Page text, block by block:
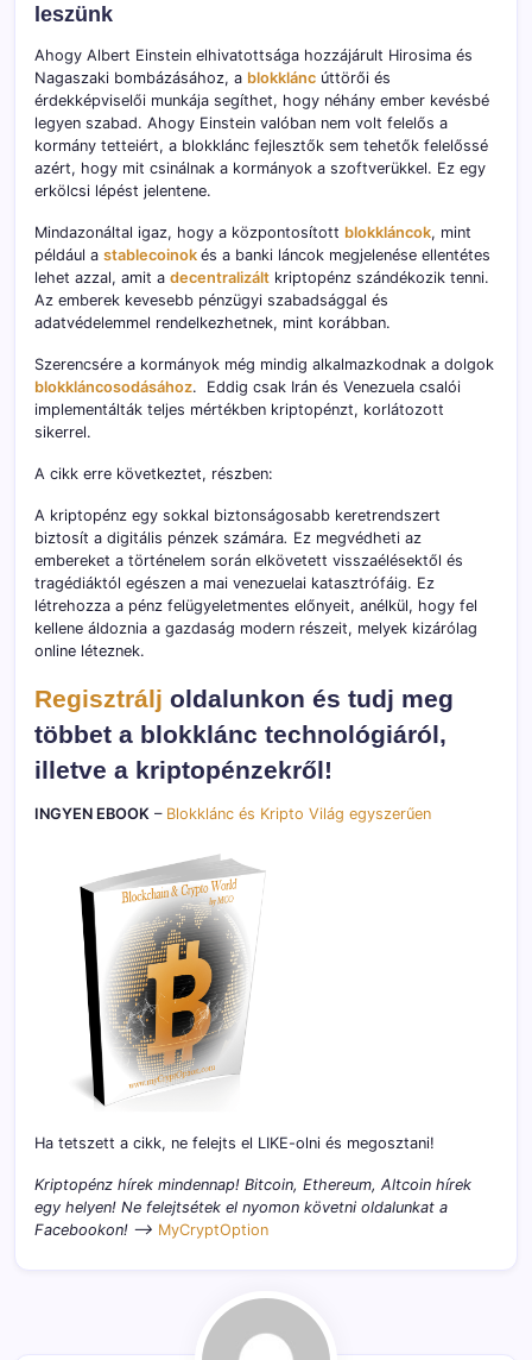
leszünk
Ahogy Albert Einstein elhivatottsága hozzájárult Hirosima és
Nagaszaki bombázásához, a blokklánc úttörői és
érdekképviselői munkája segíthet, hogy néhány ember kevésbé
legyen szabad. Ahogy Einstein valóban nem volt felelős a
kormány tetteiért, a blokklánc fejlesztők sem tehetők felelőssé
azért, hogy mit csinálnak a kormányok a szoftverükkel. Ez egy
erkölcsi lépést jelentene.
Mindazonáltal igaz, hogy a központosított blokkláncok, mint
például a stablecoinok és a banki láncok megjelenése ellentétes
lehet azzal, amit a decentralizált kriptopénz szándékozik tenni.
Az emberek kevesebb pénzügyi szabadsággal és
adatvédelemmel rendelkezhetnek, mint korábban.
Szerencsére a kormányok még mindig alkalmazkodnak a dolgok
blokkláncosodásához. Eddig csak Irán és Venezuela csalói
implementálták teljes mértékben kriptopénzt, korlátozott
sikerrel.
A cikk erre következtet, részben:
A kriptopénz egy sokkal biztonságosabb keretrendszert
biztosít a digitális pénzek számára. Ez megvédheti az
embereket a történelem során elkövetett visszaélésektől és
tragédiáktól egészen a mai venezuelai katasztrófáig. Ez
létrehozza a pénz felügyeletmentes előnyeit, anélkül, hogy fel
kellene áldoznia a gazdaság modern részeit, melyek kizárólag
online léteznek.
Regisztrálj oldalunkon és tudj meg
többet a blokklánc technológiáról,
illetve a kriptopénzekről!
INGYEN EBOOK – Blokklánc és Kripto Világ egyszerűen
Ha tetszett a cikk, ne felejts el LIKE-olni és megosztani!
Kriptopénz hírek mindennap! Bitcoin, Ethereum, Altcoin hírek
egy helyen! Ne felejtsétek el nyomon követni oldalunkat a
Facebookon! –> MyCryptOption